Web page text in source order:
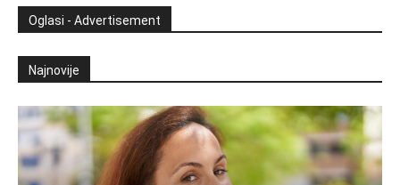
Oglasi - Advertisement
Najnovije